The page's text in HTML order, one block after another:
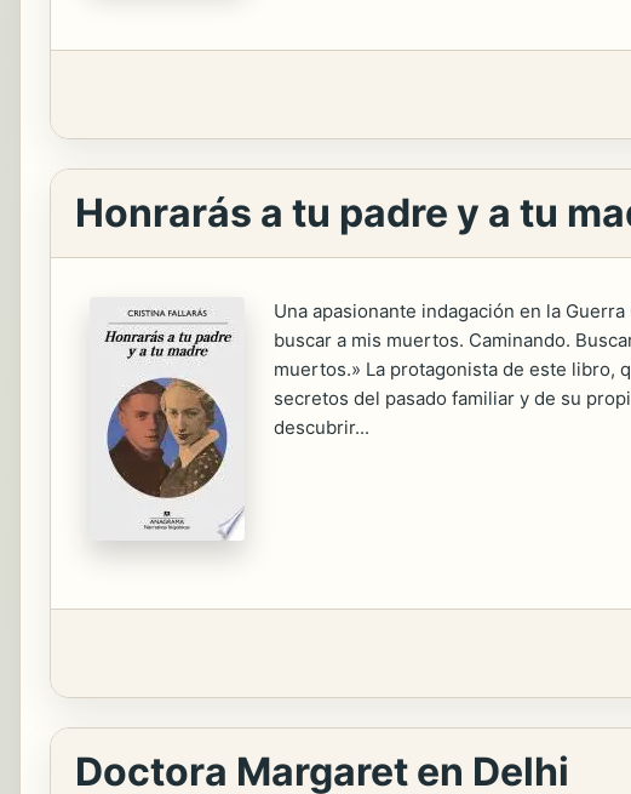
Honrarás a tu padre y a tu
Una apasionante indagación en la
buscar a mis muertos. Caminando.
muertos.» La protagonista de este libro,
secretos del pasado familiar y de su
descubrir...
Doctora Margaret en Delhi